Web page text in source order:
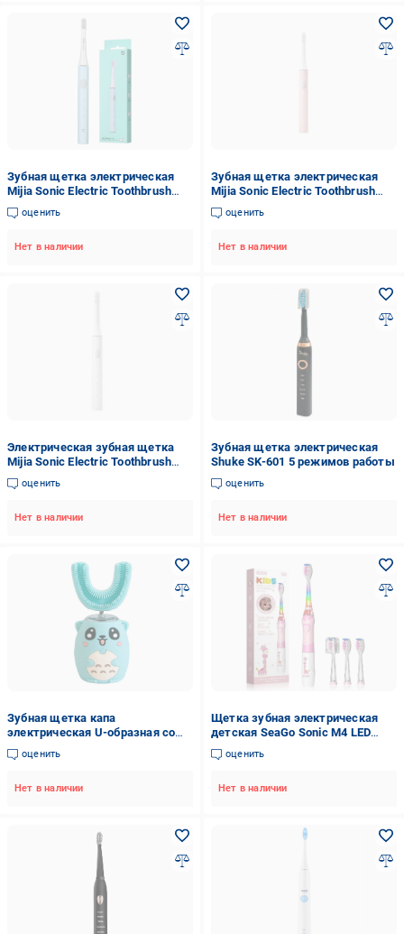
Зубная щетка электрическая
Mijia Sonic Electric Toothbrush
T100 Blue
оценить
Нет в наличии
Зубная щетка электрическая
Mijia Sonic Electric Toothbrush
T100 Pink
оценить
Нет в наличии
Электрическая зубная щетка
Mijia Sonic Electric Toothbrush
T100 White (17753954)
оценить
Нет в наличии
Зубная щетка электрическая
Shuke SK-601 5 режимов работы
оценить
Нет в наличии
Зубная щетка капа
электрическая U-образная со
звуковыми эффектами из
пищевого силикона Синий
оценить
Нет в наличии
Щетка зубная электрическая
детская SeaGo Sonic M4 LED
подсветка 4 насадки (S42M)
оценить
Нет в наличии